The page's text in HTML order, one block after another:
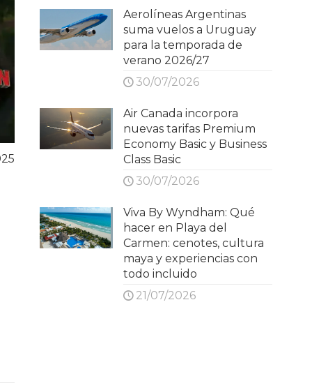
Aerolíneas Argentinas
suma vuelos a Uruguay
para la temporada de
verano 2026/27
30/07/2026
Air Canada incorpora
nuevas tarifas Premium
Economy Basic y Business
Class Basic
30/07/2026
Viva By Wyndham: Qué
hacer en Playa del
Carmen: cenotes, cultura
maya y experiencias con
todo incluido
21/07/2026